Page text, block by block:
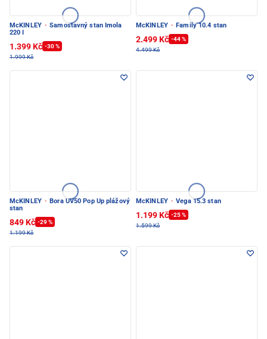
McKINLEY · Samostavný stan Imola
220 I
1.399 Kč -30 %
1.999 Kč
McKINLEY · Family 10.4 stan
2.499 Kč -44 %
4.499 Kč
McKINLEY · Bora UV50 Pop Up plážový
stan
849 Kč -29 %
1.199 Kč
McKINLEY · Vega 15.3 stan
1.199 Kč -25 %
1.599 Kč